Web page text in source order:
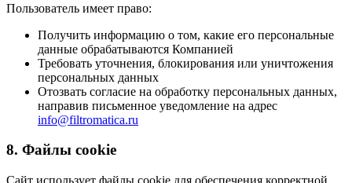
Пользователь имеет право:
Получить информацию о том, какие его персональные
данные обрабатываются Компанией
Требовать уточнения, блокирования или уничтожения
персональных данных
Отозвать согласие на обработку персональных данных,
направив письменное уведомление на адрес
info@filtromatica.ru
8. Файлы cookie
Сайт использует файлы cookie для обеспечения корректной